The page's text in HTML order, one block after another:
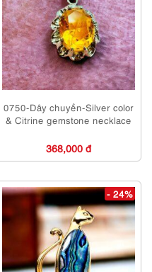
0750-Dây chuyền-Silver color
& Citrine gemstone necklace
368,000 đ
- 24%